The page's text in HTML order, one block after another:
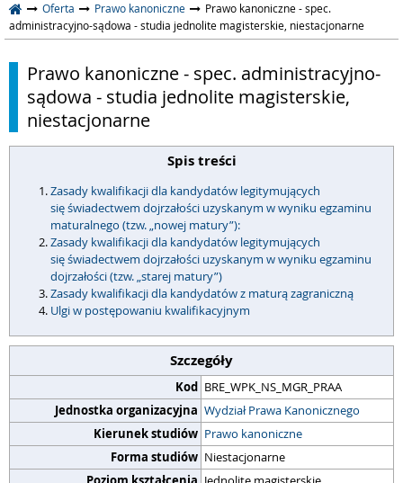
Oferta Prawo kanoniczne
Prawo kanoniczne - spec.
administracyjno-sądowa - studia jednolite magisterskie, niestacjonarne
Prawo kanoniczne - spec. administracyjno-
sądowa - studia jednolite magisterskie,
niestacjonarne
Spis treści
Zasady kwalifikacji dla kandydatów legitymujących
się świadectwem dojrzałości uzyskanym w wyniku egzaminu
maturalnego (tzw. „nowej matury”):
Zasady kwalifikacji dla kandydatów legitymujących
się świadectwem dojrzałości uzyskanym w wyniku egzaminu
dojrzałości (tzw. „starej matury”)
Zasady kwalifikacji dla kandydatów z maturą zagraniczną
Ulgi w postępowaniu kwalifikacyjnym
Szczegóły
Kod BRE_WPK_NS_MGR_PRAA
Jednostka organizacyjna Wydział Prawa Kanonicznego
Kierunek studiów Prawo kanoniczne
Forma studiów Niestacjonarne